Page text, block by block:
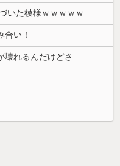
いた模様ｗｗｗｗｗ
合い！
壊れるんだけどさ